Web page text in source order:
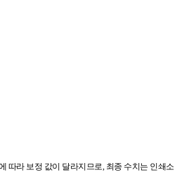
따라 보정 값이 달라지므로, 최종 수치는 인쇄소